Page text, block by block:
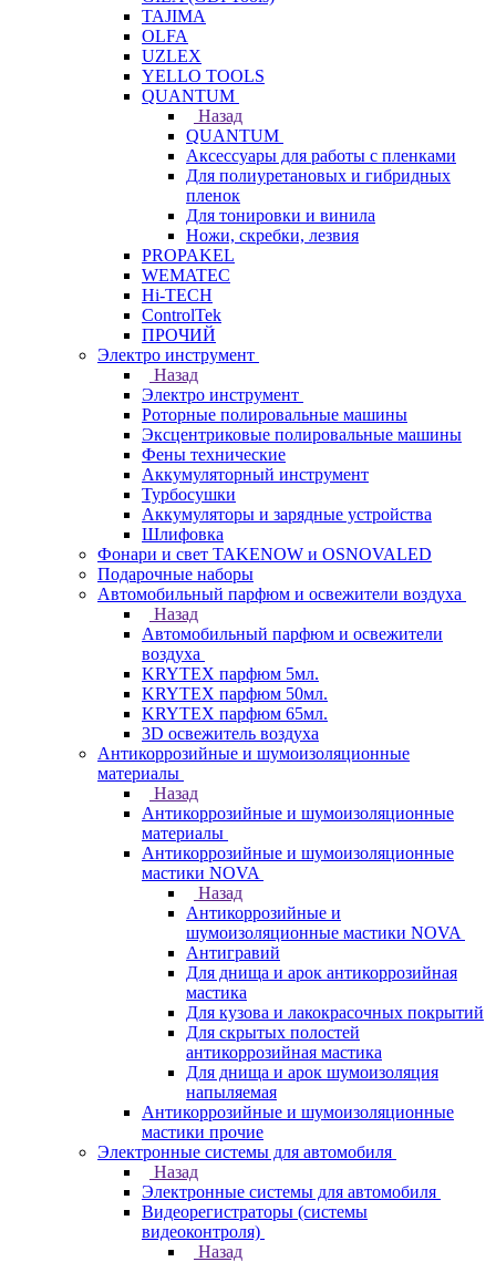
TAJIMA
OLFA
UZLEX
YELLO TOOLS
QUANTUM
Назад
QUANTUM
Аксессуары для работы с пленками
Для полиуретановых и гибридных
пленок
Для тонировки и винила
Ножи, скребки, лезвия
PROPAKEL
WEMATEC
Hi-TECH
ControlTek
ПРОЧИЙ
Электро инструмент
Назад
Электро инструмент
Роторные полировальные машины
Эксцентриковые полировальные машины
Фены технические
Аккумуляторный инструмент
Турбосушки
Аккумуляторы и зарядные устройства
Шлифовка
Фонари и свет TAKENOW и OSNOVALED
Подарочные наборы
Автомобильный парфюм и освежители воздуха
Назад
Автомобильный парфюм и освежители
воздуха
KRYTEX парфюм 5мл.
KRYTEX парфюм 50мл.
KRYTEX парфюм 65мл.
3D освежитель воздуха
Антикоррозийные и шумоизоляционные
материалы
Назад
Антикоррозийные и шумоизоляционные
материалы
Антикоррозийные и шумоизоляционные
мастики NOVA
Назад
Антикоррозийные и
шумоизоляционные мастики NOVA
Антигравий
Для днища и арок антикоррозийная
мастика
Для кузова и лакокрасочных покрытий
Для скрытых полостей
антикоррозийная мастика
Для днища и арок шумоизоляция
напыляемая
Антикоррозийные и шумоизоляционные
мастики прочие
Электронные системы для автомобиля
Назад
Электронные системы для автомобиля
Видеорегистраторы (системы
видеоконтроля)
Назад